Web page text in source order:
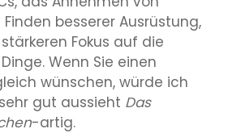
besserer Ausrüstung,
Fokus auf die
Wenn Sie einen
wünschen, würde ich
gut aussieht Das
-artig.